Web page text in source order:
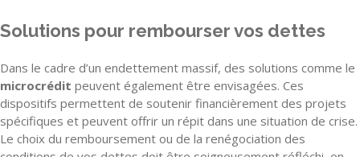
Solutions pour rembourser vos dettes
Dans le cadre d’un endettement massif, des solutions comme le
microcrédit peuvent également être envisagées. Ces
dispositifs permettent de soutenir financièrement des projets
spécifiques et peuvent offrir un répit dans une situation de crise.
Le choix du remboursement ou de la renégociation des